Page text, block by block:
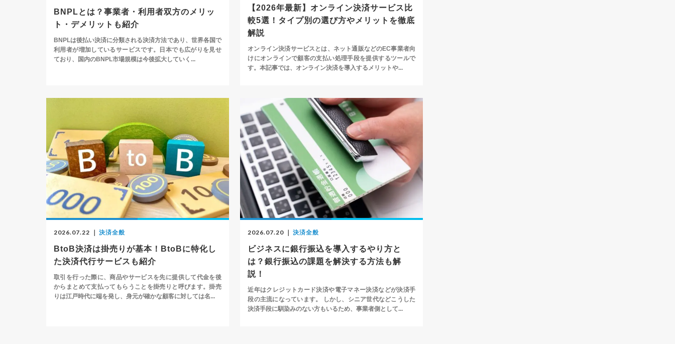
BNPLとは？事業者・利用者双方のメリッ
ト・デメリットも紹介
BNPLは後払い決済に分類される決済方法であり、世界各国で
利用者が増加しているサービスです。日本でも広がりを見せ
ており、国内のBNPL市場規模は今後拡大していく...
【2026年最新】オンライン決済サービス比
較5選！タイプ別の選び方やメリットを徹底
解説
オンライン決済サービスとは、ネット通販などのEC事業者向
けにオンラインで顧客の支払い処理手段を提供するツールで
す。本記事では、オンライン決済を導入するメリットや...
2026.07.22 ｜ 決済全般
BtoB決済は掛売りが基本！BtoBに特化し
た決済代行サービスも紹介
取引を行った際に、商品やサービスを先に提供して代金を後
からまとめて支払ってもらうことを掛売りと呼びます。掛売
りは江戸時代に端を発し、身元が確かな顧客に対しては名...
2026.07.20 ｜決済全般
ビジネスに銀行振込を導入するやり方と
は？銀行振込の課題を解決する方法も解
説！
近年はクレジットカード決済や電子マネー決済などが決済手
段の主流になっています。 しかし、シニア世代などこうした
決済手段に馴染みのない方もいるため、事業者側として...